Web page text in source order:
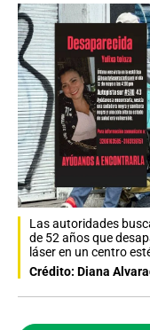
Las autoridades
de 52 años que
láser en un centro
Crédito: Diana